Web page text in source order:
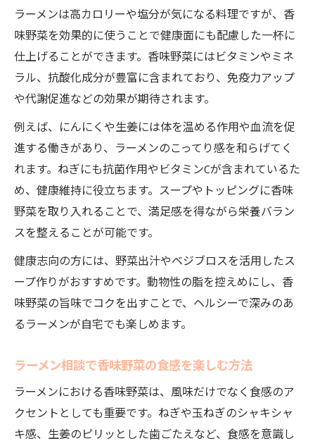
ラーメンは高カロリーや塩分が気になる料理ですが、香
味野菜を効果的に使うことで健康面にも配慮した一杯に
仕上げることができます。香味野菜にはビタミンやミネ
ラル、抗酸化成分が豊富に含まれており、免疫力アップ
や代謝促進などの効果が期待されます。
例えば、にんにくや生姜には体を温める作用や血流を促
進する働きがあり、ラーメンのこってり感を和らげてく
れます。ねぎにも抗菌作用やビタミンCが含まれているた
め、健康維持に役立ちます。スープやトッピングに香味
野菜を取り入れることで、満足感を得ながら栄養バラン
スを整えることが可能です。
健康志向の方には、野菜出汁やベジブロスを活用したス
ープ作りがおすすめです。動物性の脂を控えめにし、香
味野菜の旨味でコクを出すことで、ヘルシーで深みのあ
るラーメンが自宅でも楽しめます。
ラーメン相談で香味野菜の食感を楽しむ方法
ラーメンにおける香味野菜は、風味だけでなく食感のア
クセントとしても重要です。ねぎや玉ねぎのシャキシャ
キ感、生姜のピリッとした歯ごたえなど、食感を意識し